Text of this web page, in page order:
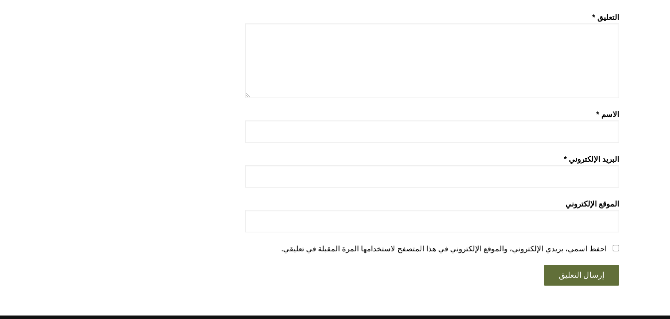
التعليق *
الاسم *
البريد الإلكتروني *
الموقع الإلكتروني
احفظ اسمي، بريدي الإلكتروني، والموقع الإلكتروني في هذا المتصفح لاستخدامها المرة المقبلة في تعليقي.